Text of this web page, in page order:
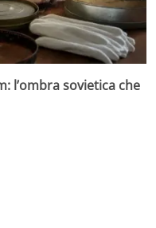
l’ombra sovietica che